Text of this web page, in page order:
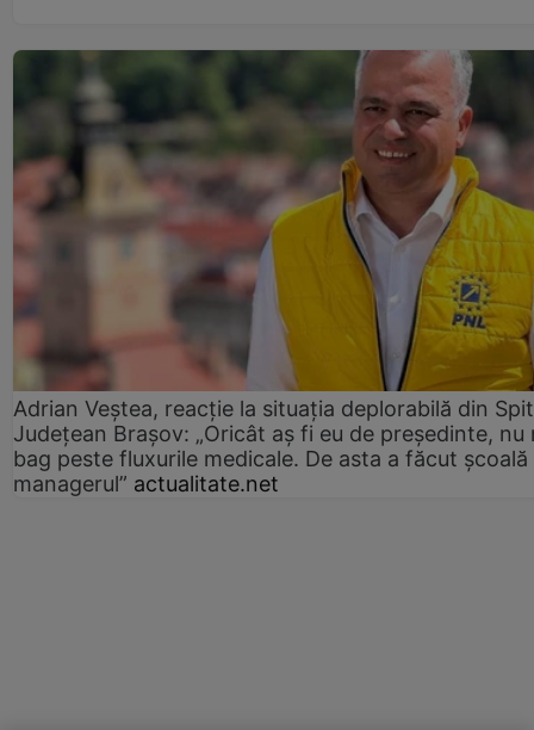
Adrian Veștea, reacție la situația deplorabilă din
Județean Brașov: „Oricât aș fi eu de președinte, nu
bag peste fluxurile medicale. De asta a făcut școală
managerul” actualitate.net